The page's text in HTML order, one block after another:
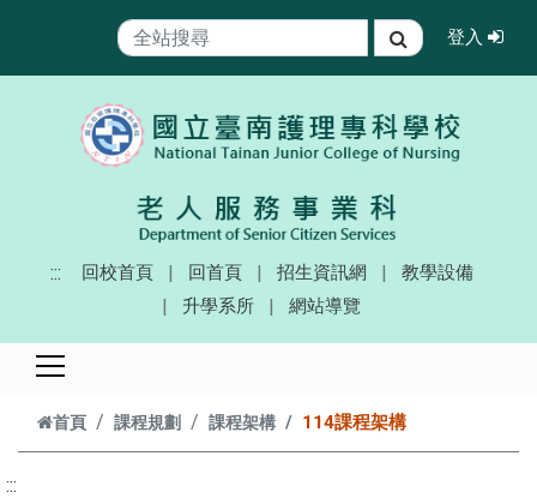
搜尋
登入 登入
::: 回校首頁 回首頁 招生資訊網
教學設備
升學系所
網站導覽
首頁 課程規劃 課程架構 114課程架構
:::